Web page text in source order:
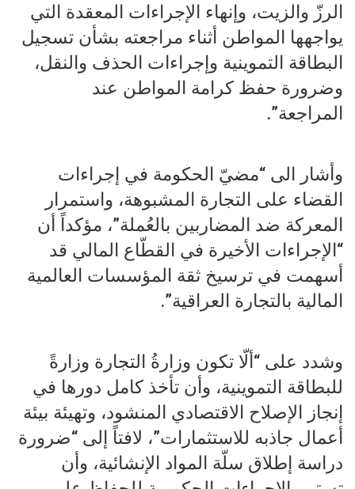
الرزّ والزيت، وإنهاء الإجراءات المعقدة التي
يواجهها المواطن أثناء مراجعته بشأن تسجيل
البطاقة التموينية وإجراءات الحذف والنقل،
وضرورة حفظ كرامة المواطن عند
المراجعة”.
وأشار الى “مضيّ الحكومة في إجراءات
القضاء على التجارة المشبوهة، واستمرار
المعركة ضد المضاربين بالعُملة”، مؤكداً أن
“الإجراءات الأخيرة في القطّاع المالي قد
أسهمت في ترسيخ ثقة المؤسسات العالمية
المالية بالتجارة العراقية”.
وشدد على “ألّا تكون وزارةُ التجارة وزارةً
للبطاقة التموينية، وأن تأخذ كامل دورها في
إنجاز الإصلاح الاقتصادي المنشود، وتهيئة بيئة
أعمال جاذبه للاستثمارات”، لافتاً إلى “ضرورة
دراسة إطلاق سلّة المواد الإنشائية، وأن